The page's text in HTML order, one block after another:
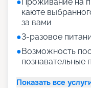
каюте
за вами
●3-разовое
●Возможность
познавательные
Показать все